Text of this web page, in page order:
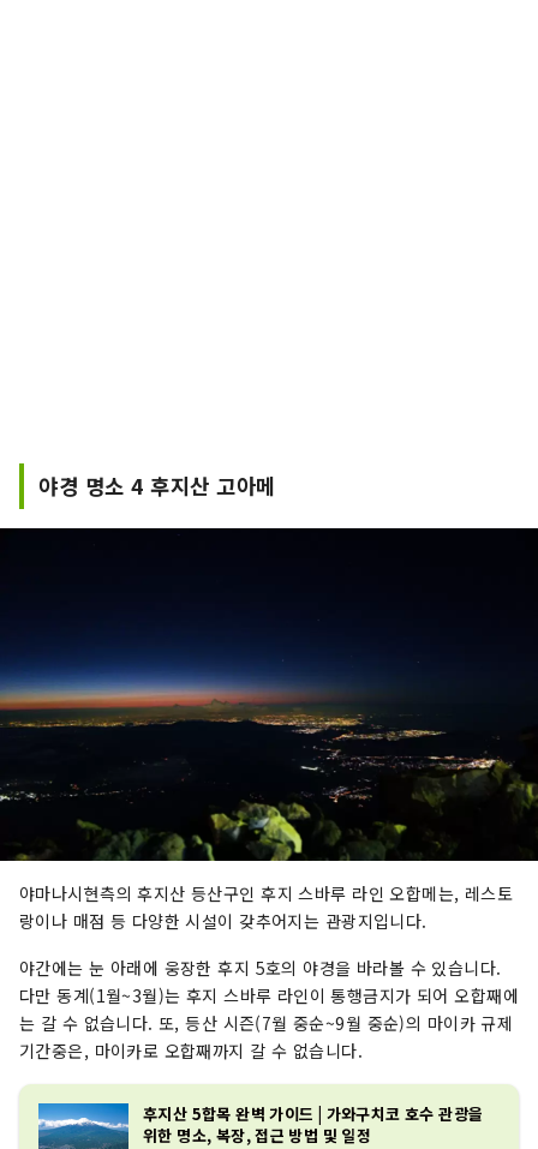
야경 명소 4 후지산 고아메
야마나시현측의 후지산 등산구인 후지 스바루 라인 오합메는, 레스토
랑이나 매점 등 다양한 시설이 갖추어지는 관광지입니다.
야간에는 눈 아래에 웅장한 후지 5호의 야경을 바라볼 수 있습니다.
다만 동계(1월~3월)는 후지 스바루 라인이 통행금지가 되어 오합째에
는 갈 수 없습니다. 또, 등산 시즌(7월 중순~9월 중순)의 마이카 규제
기간중은, 마이카로 오합째까지 갈 수 없습니다.
후지산 5합목 완벽 가이드 | 가와구치코 호수 관광을
위한 명소, 복장, 접근 방법 및 일정